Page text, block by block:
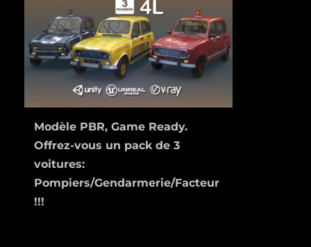
Modèle PBR, Game Ready.
Offrez-vous un pack de 3
voitures:
Pompiers/Gendarmerie/Facteur
!!!